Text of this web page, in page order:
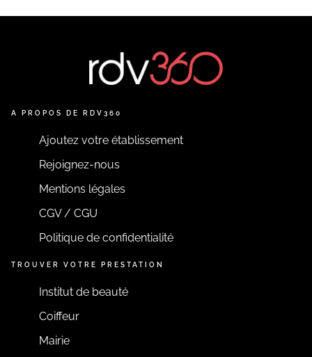
A PROPOS DE RDV360
Ajoutez votre établissement
Rejoignez-nous
Mentions légales
CGV / CGU
Politique de confidentialité
TROUVER VOTRE PRESTATION
Institut de beauté
Coiffeur
Mairie